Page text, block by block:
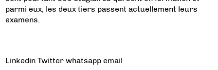
parmi eux, les deux tiers passent actuellement leurs
examens.
LinkedinTwitterwhatsappemail